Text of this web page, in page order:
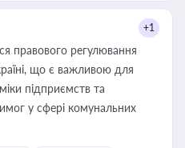
+1
правового регулювання
що є важливою для
підприємств та
у сфері комунальних